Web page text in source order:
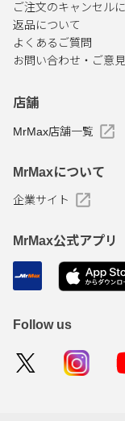
ご注文のキャンセル
返品について
よくあるご質問
お問い合わせ・ご意見
店舗
MrMax店舗一覧
MrMaxについて
企業サイト
MrMax公式アプリ
Follow us